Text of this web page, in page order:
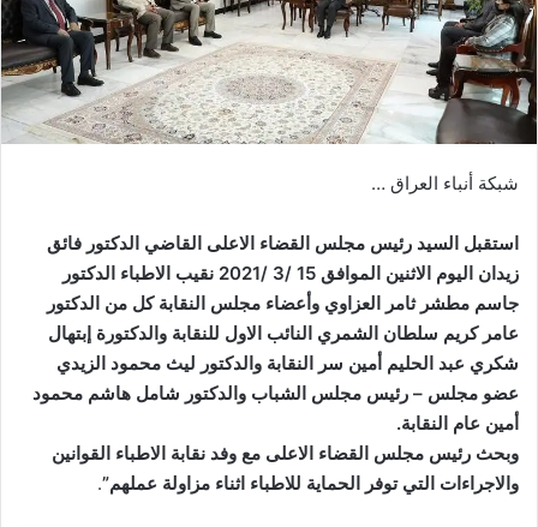
شبكة أنباء العراق …
استقبل السيد رئيس مجلس القضاء الاعلى القاضي الدكتور فائق
زيدان اليوم الاثنين الموافق 15 /3 /2021 نقيب الاطباء الدكتور
جاسم مطشر ثامر العزاوي وأعضاء مجلس النقابة كل من الدكتور
عامر كريم سلطان الشمري النائب الاول للنقابة والدكتورة إبتهال
شكري عبد الحليم أمين سر النقابة والدكتور ليث محمود الزيدي
عضو مجلس – رئيس مجلس الشباب والدكتور شامل هاشم محمود
أمين عام النقابة.
وبحث رئيس مجلس القضاء الاعلى مع وفد نقابة الاطباء القوانين
والاجراءات التي توفر الحماية للاطباء اثناء مزاولة عملهم”.